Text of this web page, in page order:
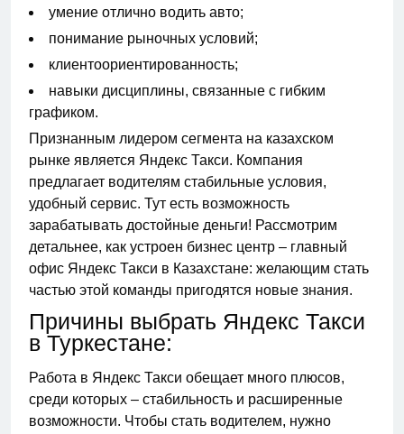
умение отлично водить авто;
понимание рыночных условий;
клиентоориентированность;
навыки дисциплины, связанные с гибким
графиком.
Признанным лидером сегмента на казахском
рынке является Яндекс Такси. Компания
предлагает водителям стабильные условия,
удобный сервис. Тут есть возможность
зарабатывать достойные деньги! Рассмотрим
детальнее, как устроен бизнес центр – главный
офис Яндекс Такси в Казахстане: желающим стать
частью этой команды пригодятся новые знания.
Причины выбрать Яндекс Такси
в Туркестане:
Работа в Яндекс Такси обещает много плюсов,
среди которых – стабильность и расширенные
возможности. Чтобы стать водителем, нужно